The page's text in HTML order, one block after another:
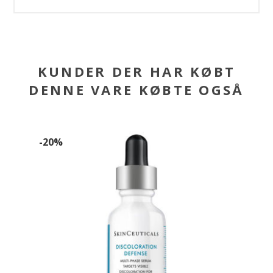
KUNDER DER HAR KØBT
DENNE VARE KØBTE OGSÅ
-20%